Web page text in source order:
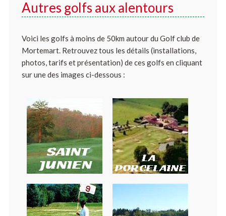
Autres golfs aux alentours
Voici les golfs à moins de 50km autour du Golf club de
Mortemart. Retrouvez tous les détails (installations,
photos, tarifs et présentation) de ces golfs en cliquant
sur une des images ci-dessous :